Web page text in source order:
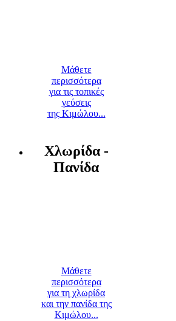
Μάθετε
περισσότερα
για τις τοπικές
γεύσεις
της Κιμώλου...
Χλωρίδα -
Πανίδα
Μάθετε
περισσότερα
για τη χλωρίδα
και την πανίδα της
Κιμώλου...